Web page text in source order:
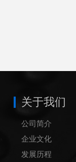
关于我们
公司简介
企业文化
发展历程